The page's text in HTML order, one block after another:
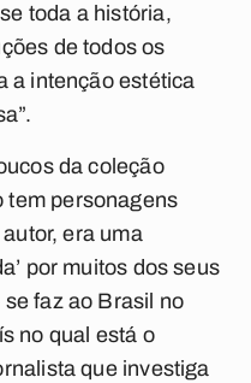
toda a história,
de todos os
a intenção estética
da coleção
tem personagens
era uma
por muitos dos seus
faz ao Brasil no
no qual está o
que investiga